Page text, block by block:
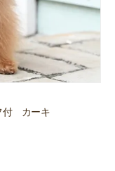
付 カーキ